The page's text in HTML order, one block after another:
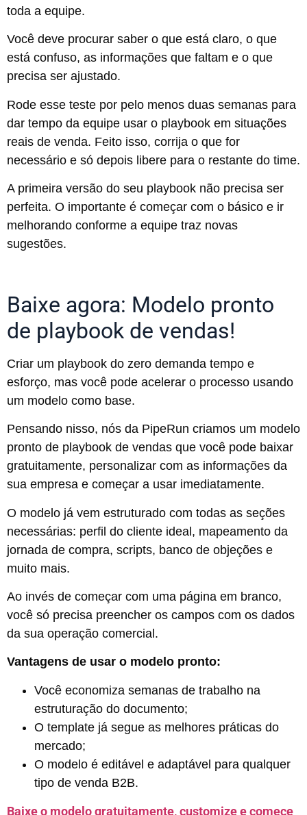
toda a equipe.
Você deve procurar saber o que está claro, o que
está confuso, as informações que faltam e o que
precisa ser ajustado.
Rode esse teste por pelo menos duas semanas para
dar tempo da equipe usar o playbook em situações
reais de venda. Feito isso, corrija o que for
necessário e só depois libere para o restante do time.
A primeira versão do seu playbook não precisa ser
perfeita. O importante é começar com o básico e ir
melhorando conforme a equipe traz novas
sugestões.
Baixe agora: Modelo pronto
de playbook de vendas!
Criar um playbook do zero demanda tempo e
esforço, mas você pode acelerar o processo usando
um modelo como base.
Pensando nisso, nós da PipeRun criamos um modelo
pronto de playbook de vendas que você pode baixar
gratuitamente, personalizar com as informações da
sua empresa e começar a usar imediatamente.
O modelo já vem estruturado com todas as seções
necessárias: perfil do cliente ideal, mapeamento da
jornada de compra, scripts, banco de objeções e
muito mais.
Ao invés de começar com uma página em branco,
você só precisa preencher os campos com os dados
da sua operação comercial.
Vantagens de usar o modelo pronto:
Você economiza semanas de trabalho na
estruturação do documento;
O template já segue as melhores práticas do
mercado;
O modelo é editável e adaptável para qualquer
tipo de venda B2B.
Baixe o modelo gratuitamente, customize e comece